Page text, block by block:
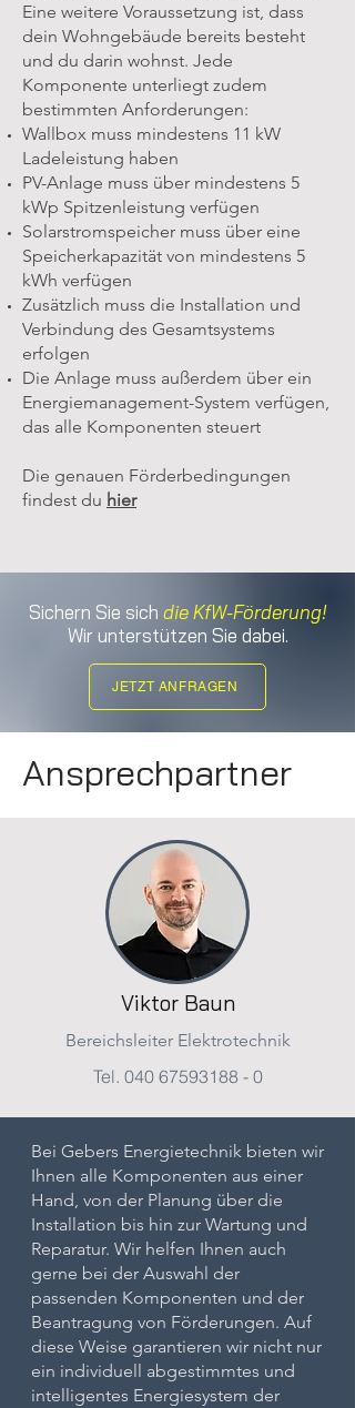
Eine weitere Voraussetzung ist, dass
dein Wohngebäude bereits besteht
und du darin wohnst. Jede
Komponente unterliegt zudem
bestimmten Anforderungen:
Wallbox muss mindestens 11 kW
Ladeleistung haben
PV-Anlage muss über mindestens 5
kWp Spitzenleistung verfügen
Solarstromspeicher muss über eine
Speicherkapazität von mindestens 5
kWh verfügen
Zusätzlich muss die Installation und
Verbindung des Gesamtsystems
erfolgen
Die Anlage muss außerdem über ein
Energiemanagement-System verfügen,
das alle Komponenten steuert
Die genauen Förderbedingungen
findest du hier
Sichern Sie sich die KfW-Förderung!
Wir unterstützen Sie dabei.
JETZT ANFRAGEN
Ansprechpartner
PV-Anlagen
Viktor Baun
Bereichsleiter Elektrotechnik
Tel. 040 67593188 - 0
Bei Gebers Energietechnik bieten wir
Ihnen alle Komponenten aus einer
Hand, von der Planung über die
Installation bis hin zur Wartung und
Reparatur. Wir helfen Ihnen auch
gerne bei der Auswahl der
passenden Komponenten und der
Beantragung von Förderungen. Auf
diese Weise garantieren wir nicht nur
ein individuell abgestimmtes und
intelligentes Energiesystem der